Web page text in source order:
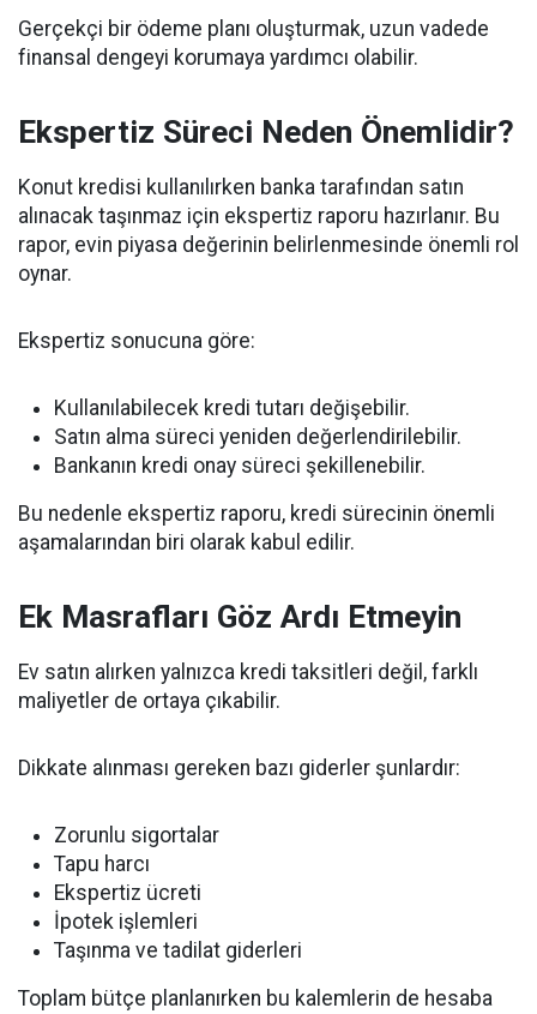
Gerçekçi bir ödeme planı oluşturmak, uzun vadede
finansal dengeyi korumaya yardımcı olabilir.
Ekspertiz Süreci Neden Önemlidir?
Konut kredisi kullanılırken banka tarafından satın
alınacak taşınmaz için ekspertiz raporu hazırlanır. Bu
rapor, evin piyasa değerinin belirlenmesinde önemli rol
oynar.
Ekspertiz sonucuna göre:
Kullanılabilecek kredi tutarı değişebilir.
Satın alma süreci yeniden değerlendirilebilir.
Bankanın kredi onay süreci şekillenebilir.
Bu nedenle ekspertiz raporu, kredi sürecinin önemli
aşamalarından biri olarak kabul edilir.
Ek Masrafları Göz Ardı Etmeyin
Ev satın alırken yalnızca kredi taksitleri değil, farklı
maliyetler de ortaya çıkabilir.
Dikkate alınması gereken bazı giderler şunlardır:
Zorunlu sigortalar
Tapu harcı
Ekspertiz ücreti
İpotek işlemleri
Taşınma ve tadilat giderleri
Toplam bütçe planlanırken bu kalemlerin de hesaba